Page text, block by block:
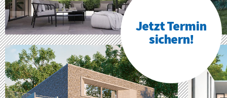
Jetzt Termin
sichern!